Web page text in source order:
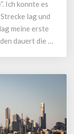
Ich konnte es
lag und
meine erste
dauert die …